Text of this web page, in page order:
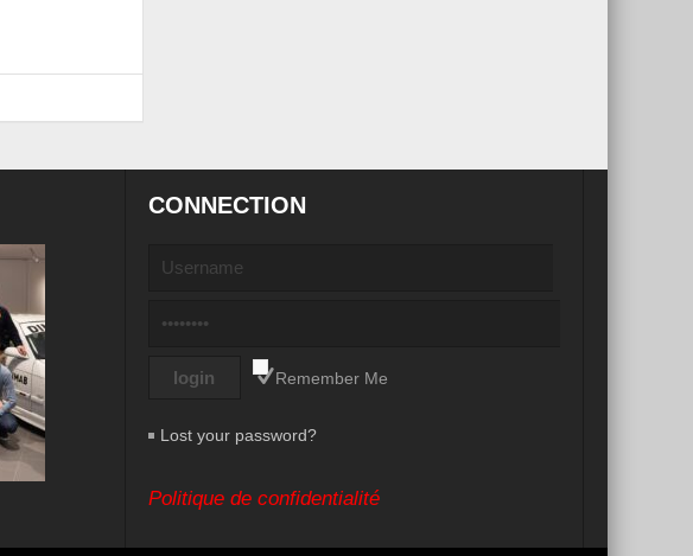
CONNECTION
Remember Me
Lost your password?
Politique de confidentialité